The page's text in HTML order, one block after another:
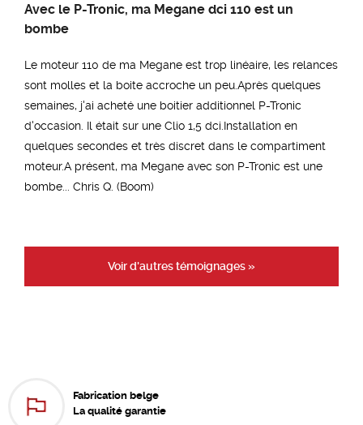
Avec le P-Tronic, ma Megane dci 110 est un
bombe
Le moteur 110 de ma Megane est trop linéaire, les relances
sont molles et la boite accroche un peu.Après quelques
semaines, j'ai acheté une boitier additionnel P-Tronic
d'occasion. Il était sur une Clio 1,5 dci.Installation en
quelques secondes et très discret dans le compartiment
moteur.A présent, ma Megane avec son P-Tronic est une
bombe... Chris Q. (Boom)
Voir d'autres témoignages »
Fabrication belge
La qualité garantie